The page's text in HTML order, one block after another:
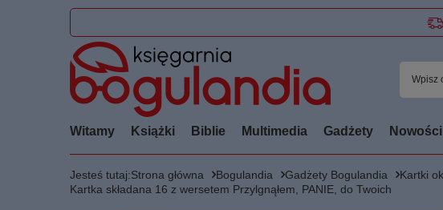
Witamy Książki Biblie Multimedia Gadżety Nowości
Jesteś tutaj:Strona główna Bogulandia Gadżety Bogulandia Kartki
Kartka składana 16 z wersetem Przylgnąłem, PANIE, do Twoich